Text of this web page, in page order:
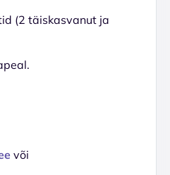
(2 täiskasvanut ja
või